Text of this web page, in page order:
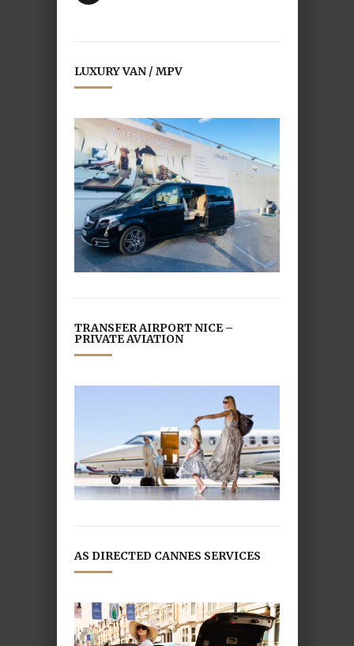
LUXURY VAN / MPV
TRANSFER AIRPORT NICE –
PRIVATE AVIATION
AS DIRECTED CANNES SERVICES